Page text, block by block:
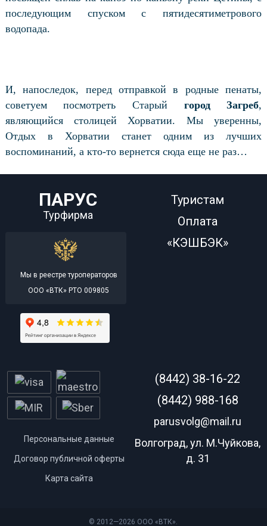
последующим спуском с пятидесятиметрового
водопада.
И, напоследок, перед отправкой в родные пенаты,
советуем посмотреть Старый город Загреб,
являющийся столицей Хорватии. Мы уверенны,
Отдых в Хорватии станет одним из лучших
воспоминаний, а кто-то вернется сюда еще не раз…
ПАРУС
Турфирма
Мы в реестре туроператоров
ООО «ВТК» РТО 009805
Туристам
Оплата
«КЭШБЭК»
Персональные данные
Договор публичной оферты
Карта сайта
(8442) 38-16-22
(8442) 988-168
parusvolg@mail.ru
Волгоград, ул. М.Чуйкова,
д. 31
© 2012—2026 ООО «ВТК».